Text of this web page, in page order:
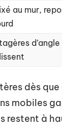
au mur,
dès
mobiles
restent à